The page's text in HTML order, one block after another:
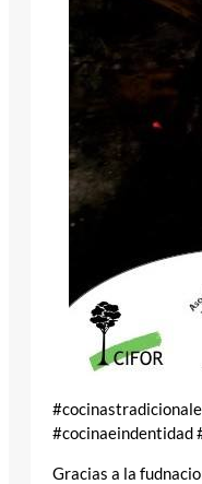
#cocinaeindentidad
Gracias a la